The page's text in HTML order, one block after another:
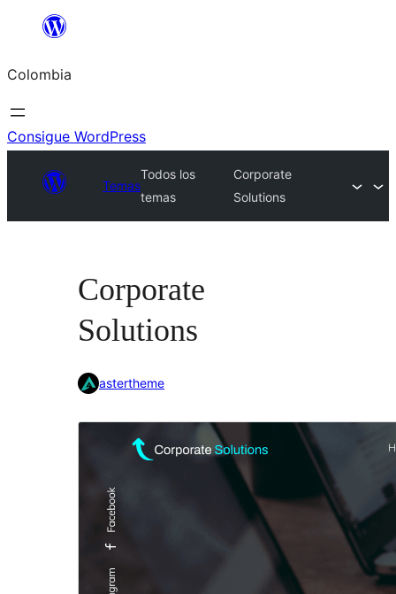
Saltar
contenido
Colombia
Consigue WordPress
Temas
Todos los
temas
Corporate
Solutions
Corporate
Solutions
astertheme